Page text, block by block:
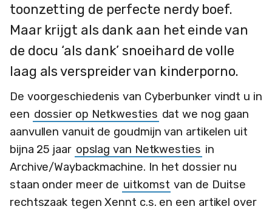
toonzetting de perfecte nerdy boef.
Maar krijgt als dank aan het einde van
de docu ‘als dank’ snoeihard de volle
laag als verspreider van kinderporno.
De voorgeschiedenis van Cyberbunker vindt u in
een dossier op Netkwesties dat we nog gaan
aanvullen vanuit de goudmijn van artikelen uit
bijna 25 jaar opslag van Netkwesties in
Archive/Waybackmachine. In het dossier nu
staan onder meer de uitkomst van de Duitse
rechtszaak tegen Xennt c.s. en een artikel over